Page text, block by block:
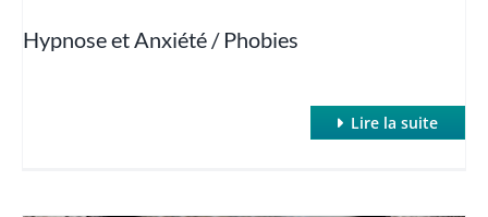
Hypnose et Anxiété / Phobies
Lire la suite